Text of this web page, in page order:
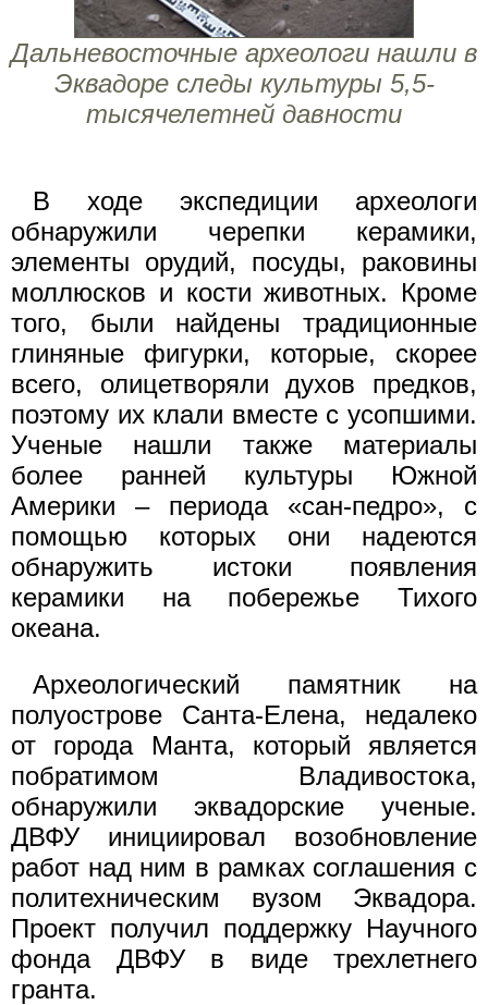
Дальневосточные археологи нашли в
Эквадоре следы культуры 5,5-
тысячелетней давности
В ходе экспедиции археологи
обнаружили черепки керамики,
элементы орудий, посуды, раковины
моллюсков и кости животных. Кроме
того, были найдены традиционные
глиняные фигурки, которые, скорее
всего, олицетворяли духов предков,
поэтому их клали вместе с усопшими.
Ученые нашли также материалы
более ранней культуры Южной
Америки – периода «сан-педро», с
помощью которых они надеются
обнаружить истоки появления
керамики на побережье Тихого
океана.
Археологический памятник на
полуострове Санта-Елена, недалеко
от города Манта, который является
побратимом Владивостока,
обнаружили эквадорские ученые.
ДВФУ инициировал возобновление
работ над ним в рамках соглашения с
политехническим вузом Эквадора.
Проект получил поддержку Научного
фонда ДВФУ в виде трехлетнего
гранта.